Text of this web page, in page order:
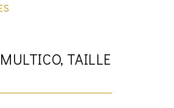
TAILLE